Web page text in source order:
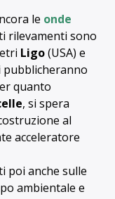
le onde
rilevamenti sono
Ligo(USA) e
pubblicheranno
quanto
, si spera
al
acceleratore
poi anche sulle
ambientale e